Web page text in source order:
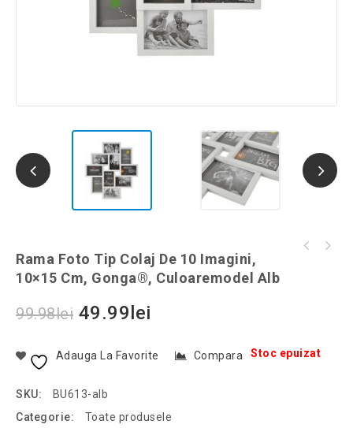
Rama Foto Tip Colaj De 10 Imagini,
10×15 Cm, Gonga®, Culoaremodel Alb
99.98lei 49.99lei
Stoc epuizat
Adauga La Favorite Compara
SKU:
BU613-alb
Categorie:
Toate produsele